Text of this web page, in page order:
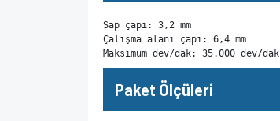
Sap çapı: 3,2 mm
Çalışma alanı çapı: 6,4 mm
Maksimum dev/dak: 35.000 dev/dak
Paket Ölçüleri